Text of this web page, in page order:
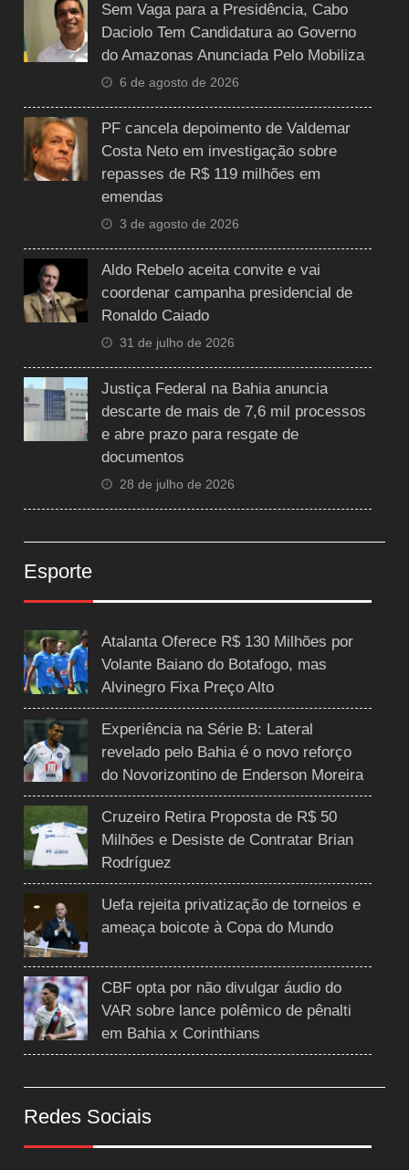
Sem Vaga para a Presidência, Cabo
Daciolo Tem Candidatura ao Governo
do Amazonas Anunciada Pelo Mobiliza
6 de agosto de 2026
PF cancela depoimento de Valdemar
Costa Neto em investigação sobre
repasses de R$ 119 milhões em
emendas
3 de agosto de 2026
Aldo Rebelo aceita convite e vai
coordenar campanha presidencial de
Ronaldo Caiado
31 de julho de 2026
Justiça Federal na Bahia anuncia
descarte de mais de 7,6 mil processos
e abre prazo para resgate de
documentos
28 de julho de 2026
Esporte
Atalanta Oferece R$ 130 Milhões por
Volante Baiano do Botafogo, mas
Alvinegro Fixa Preço Alto
Experiência na Série B: Lateral
revelado pelo Bahia é o novo reforço
do Novorizontino de Enderson Moreira
Cruzeiro Retira Proposta de R$ 50
Milhões e Desiste de Contratar Brian
Rodríguez
Uefa rejeita privatização de torneios e
ameaça boicote à Copa do Mundo
CBF opta por não divulgar áudio do
VAR sobre lance polêmico de pênalti
em Bahia x Corinthians
Redes Sociais